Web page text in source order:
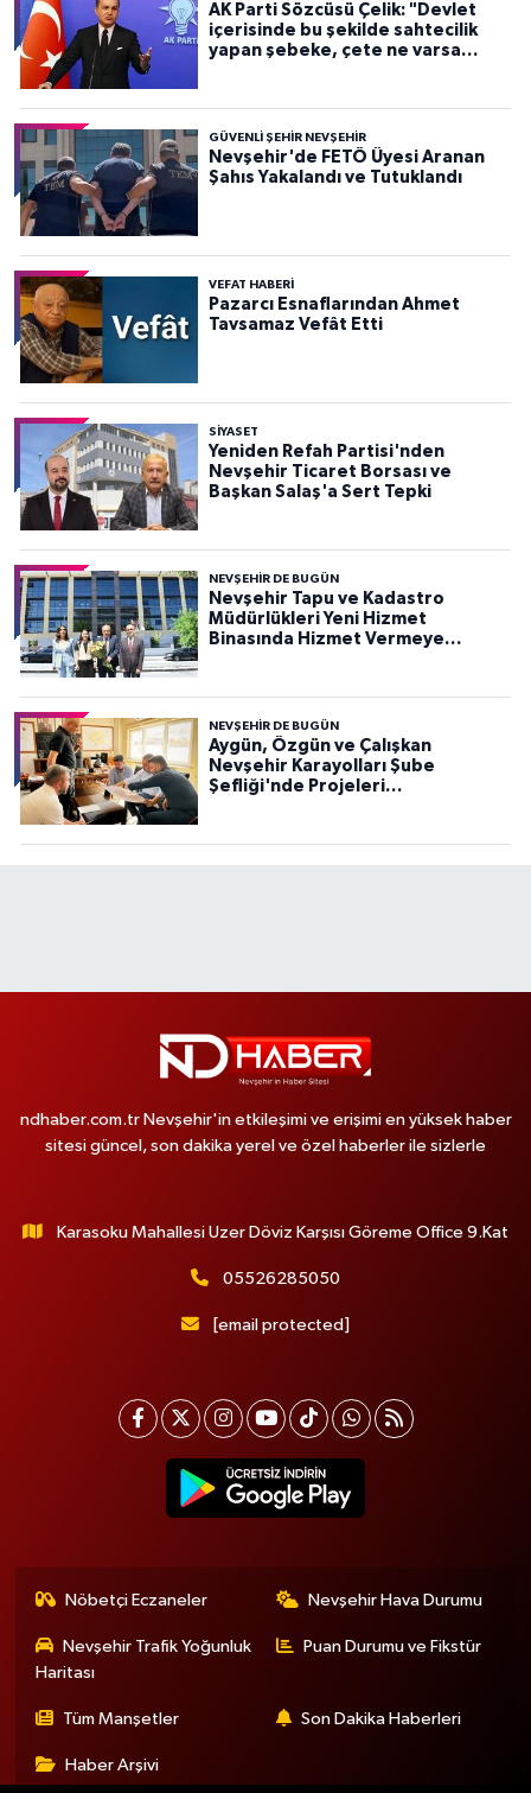
AK Parti Sözcüsü Çelik: "Devlet
içerisinde bu şekilde sahtecilik
yapan şebeke, çete ne varsa
GÜVENLI ŞEHIR NEVŞEHIR
Nevşehir'de FETÖ Üyesi Aranan
Şahıs Yakalandı ve Tutuklandı
VEFAT HABERI
Pazarcı Esnaflarından Ahmet
Tavsamaz Vefât Etti
SIYASET
Yeniden Refah Partisi'nden
Nevşehir Ticaret Borsası ve
Başkan Salaş'a Sert Tepki
NEVŞEHIR DE BUGÜN
Nevşehir Tapu ve Kadastro
Müdürlükleri Yeni Hizmet
Binasında Hizmet Vermeye
NEVŞEHIR DE BUGÜN
Aygün, Özgün ve Çalışkan
Nevşehir Karayolları Şube
Şefliği'nde Projeleri
ndhaber.com.tr Nevşehir'in etkileşimi ve erişimi en yüksek haber
sitesi güncel, son dakika yerel ve özel haberler ile sizlerle
Karasoku Mahallesi Uzer Döviz Karşısı Göreme Office 9.Kat
05526285050
[email protected]
Nöbetçi Eczaneler Nevşehir Hava Durumu
Nevşehir Trafik Yoğunluk
Haritası
Puan Durumu ve Fikstür
Tüm Manşetler Son Dakika Haberleri
Haber Arşivi